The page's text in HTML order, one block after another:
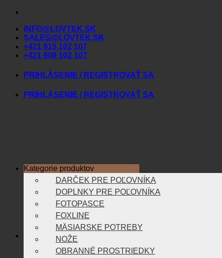
Skip
contentINFO@LOVTEK.SK
SALES@LOVTEK.SK
+421 915 102 107
+421 908 102 107
PRIHLÁSENIE / REGISTROVAŤ SA
PRIHLÁSENIE / REGISTROVAŤ SA
Kategorie produktov
DARČEK PRE POĽOVNÍKA
DOPLNKY PRE POĽOVNÍKA
FOTOPASCE
FOXLINE
MÄSIARSKE POTREBY
NOŽE
OBRANNÉ PROSTRIEDKY